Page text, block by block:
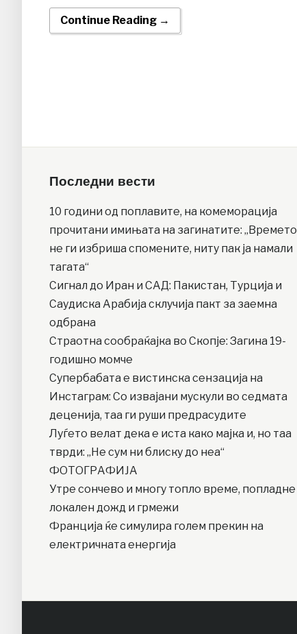
Continue Reading →
Последни вести
10 години од поплавите, на комеморација
прочитани имињата на загинатите: „Времето
не ги избриша спомените, ниту пак ја намали
тагата“
Сигнал до Иран и САД: Пакистан, Турција и
Саудиска Арабија склучија пакт за заемна
одбрана
Страотна сообраќајка во Скопје: Загина 19-
годишно момче
Супербабата е вистинска сензација на
Инстаграм: Со извајани мускули во седмата
деценија, таа ги руши предрасудите
Луѓето велат дека е иста како мајка и, но таа
тврди: „Не сум ни блиску до неа“
ФОТОГРАФИЈА
Утре сончево и многу топло време, попладне
локален дожд и грмежи
Франција ќе симулира голем прекин на
електричната енергија